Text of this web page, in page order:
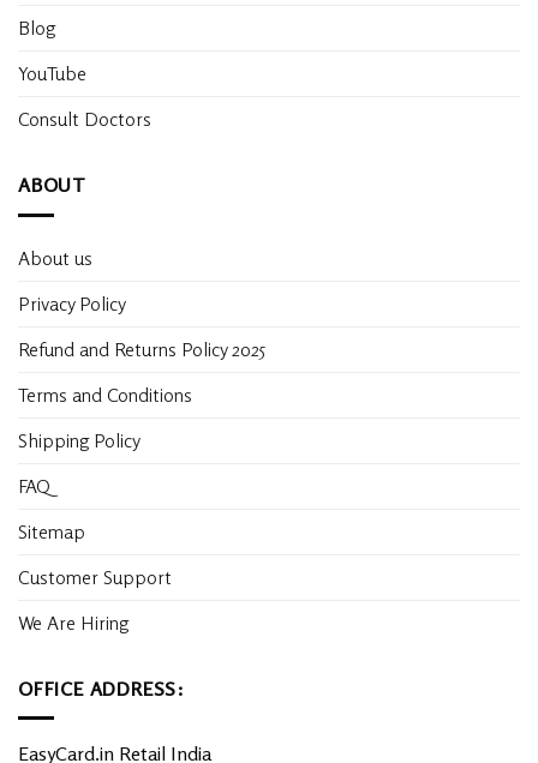
Blog
YouTube
Consult Doctors
ABOUT
About us
Privacy Policy
Refund and Returns Policy 2025
Terms and Conditions
Shipping Policy
FAQ
Sitemap
Customer Support
We Are Hiring
OFFICE ADDRESS:
EasyCard.in Retail India